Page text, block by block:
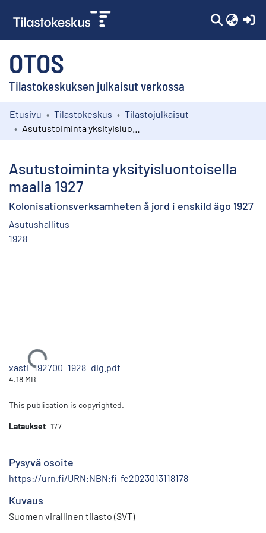
OTOS
Tilastokeskuksen julkaisut verkossa
Kokoelmat
Etusivu Tilastokeskus
Tilastojulkaisut
Asutustoiminta yksityisluontoisella
maalla 1927
Kolonisationsverksamheten å jord i enskild ägo 1927
Asutushallitus
1928
Ladataan...
xasti_192700_1928_dig.pdf
4.18 MB
This publication is copyrighted.
Lataukset 177
Pysyvä osoite
https://urn.fi/URN:NBN:fi-fe2023013118178
Kuvaus
Suomen virallinen tilasto (SVT)